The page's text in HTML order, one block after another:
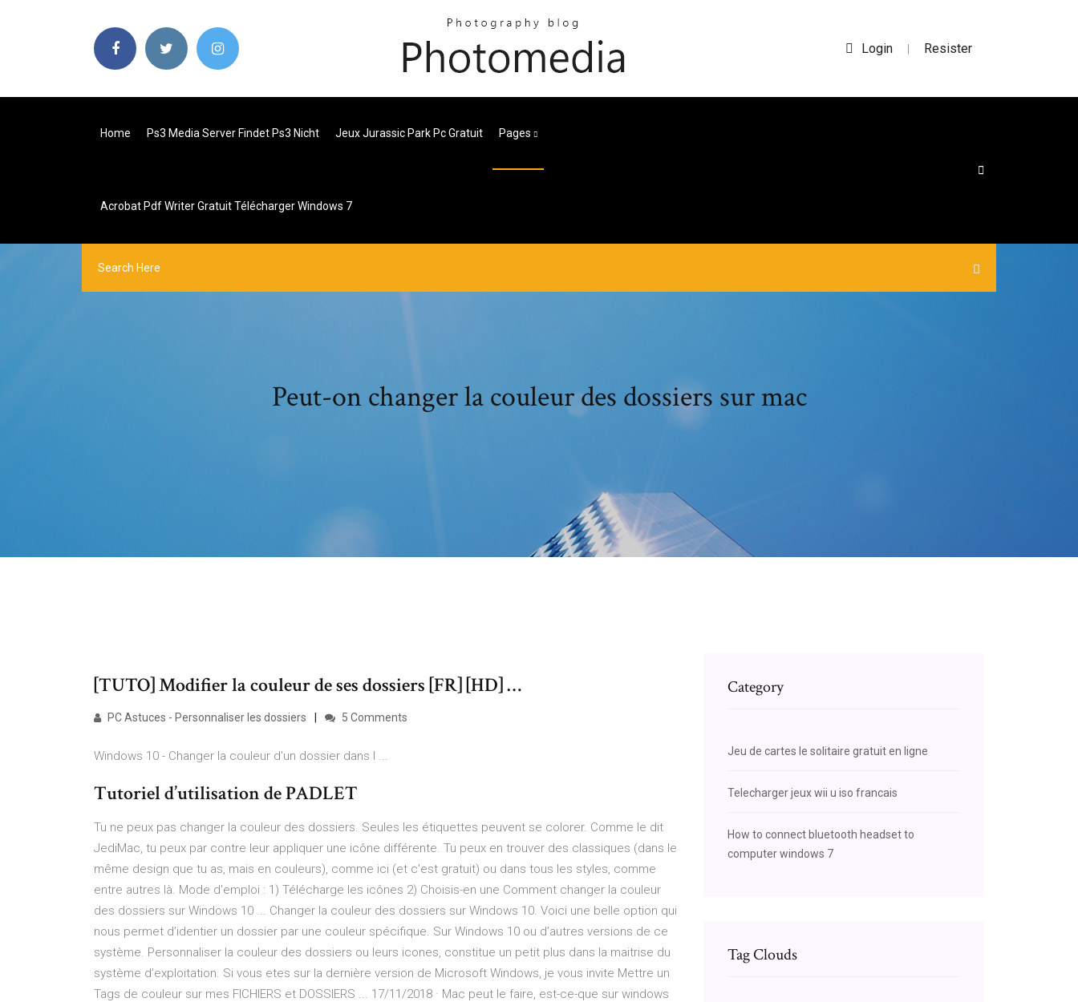
Login | Resister
Home Ps3 Media Server Findet Ps3 Nicht Jeux Jurassic Park Pc Gratuit Pages
Acrobat Pdf Writer Gratuit Télécharger Windows 7
Peut-on changer la couleur des dossiers sur mac
[TUTO] Modifier la couleur de ses dossiers [FR] [HD] …
PC Astuces - Personnaliser les dossiers 5 Comments
Windows 10 - Changer la couleur d'un dossier dans l ...
Tutoriel d’utilisation de PADLET
Tu ne peux pas changer la couleur des dossiers. Seules les étiquettes peuvent se colorer. Comme le dit
JediMac, tu peux par contre leur appliquer une icône différente. Tu peux en trouver des classiques (dans le
même design que tu as, mais en couleurs), comme ici (et c'est gratuit) ou dans tous les styles, comme
entre autres là. Mode d'emploi : 1) Télécharge les icônes 2) Choisis-en une Comment changer la couleur
des dossiers sur Windows 10 ... Changer la couleur des dossiers sur Windows 10. Voici une belle option qui
nous permet d’identier un dossier par une couleur spécifique. Sur Windows 10 ou d’autres versions de ce
système. Personnaliser la couleur des dossiers ou leurs icones, constitue un petit plus dans la maitrise du
système d’exploitation. Si vous etes sur la dernière version de Microsoft Windows, je vous invite Mettre un
Tags de couleur sur mes FICHIERS et DOSSIERS ... 17/11/2018 · Mac peut le faire, est-ce-que sur windows
Category
Jeu de cartes le solitaire gratuit en ligne
Telecharger jeux wii u iso francais
How to connect bluetooth headset to
computer windows 7
Tag Clouds